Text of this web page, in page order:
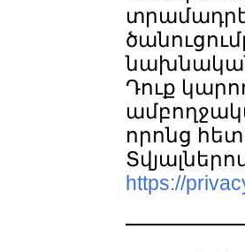
Դուք
որոնց հետ
https://